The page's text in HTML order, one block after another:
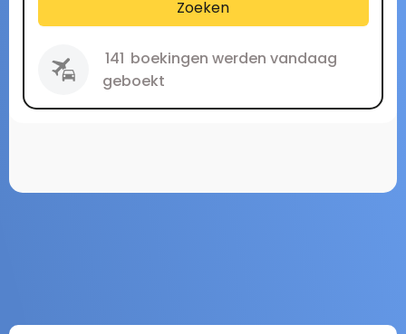
Zoeken
141 boekingen werden vandaag
geboekt